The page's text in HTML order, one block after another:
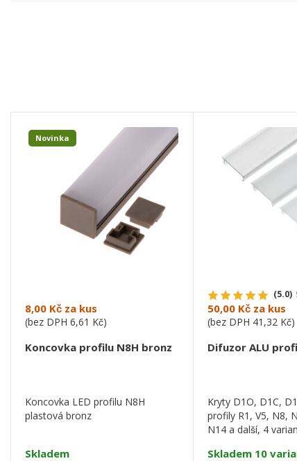
Novinka
8,00 Kč za kus
(bez DPH 6,61 Kč)
Koncovka profilu N8H bronz
Koncovka LED profilu N8H
plastová bronz
Skladem
(5.0)
50,00 Kčza kus
(bez DPH 41,32 Kč)
Difuzor ALU
Kryty D1O, D1C,
profily R1, V5, N8,
N14 a další, 4
Skladem 10